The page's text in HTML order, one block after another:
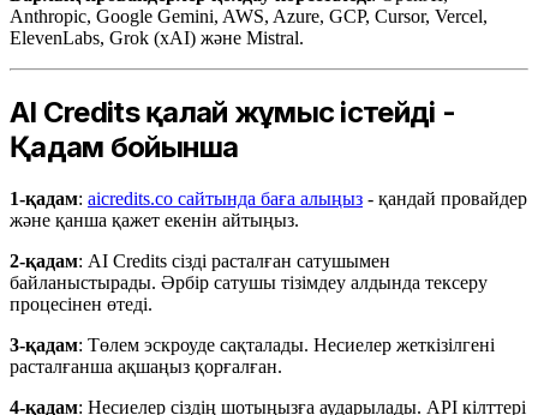
Anthropic, Google Gemini, AWS, Azure, GCP, Cursor, Vercel,
ElevenLabs, Grok (xAI) және Mistral.
AI Credits қалай жұмыс істейді -
Қадам бойынша
1-қадам: aicredits.co сайтында баға алыңыз - қандай провайдер
және қанша қажет екенін айтыңыз.
2-қадам: AI Credits сізді расталған сатушымен
байланыстырады. Әрбір сатушы тізімдеу алдында тексеру
процесінен өтеді.
3-қадам: Төлем эскроуде сақталады. Несиелер жеткізілгені
расталғанша ақшаңыз қорғалған.
4-қадам: Несиелер сіздің шотыңызға аударылады. API кілттері